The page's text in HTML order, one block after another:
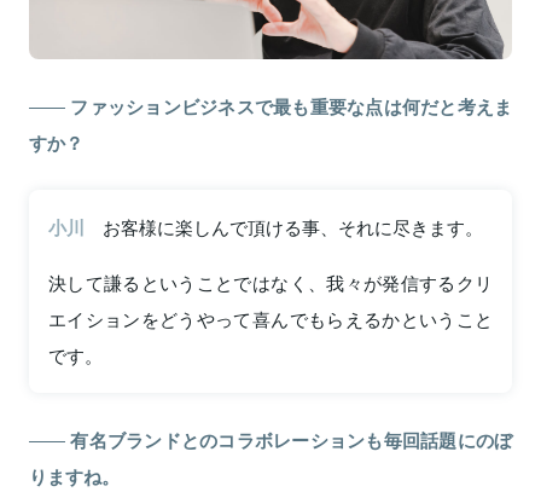
ファッションビジネスで最も重要な点は何だと考えま
すか？
小川 お客様に楽しんで頂ける事、それに尽きます。
決して謙るということではなく、我々が発信するクリ
エイションをどうやって喜んでもらえるかということ
です。
有名ブランドとのコラボレーションも毎回話題にのぼ
りますね。